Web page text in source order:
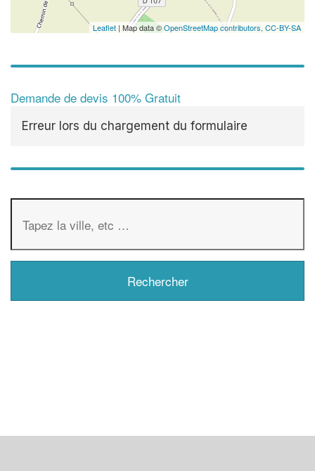
Leaflet | Map data ©OpenStreetMap contributors, CC-BY-SA
Demande de devis 100% Gratuit
Erreur lors du chargement du formulaire